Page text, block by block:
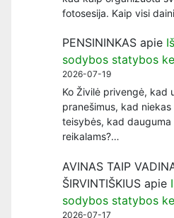
fotosesija. Kaip visi
PENSININKAS apie
sodybos statybos
2026-07-19
Ko Živilė privengė, kad
pranešimus, kad
teisybės, kad
reikalams?…
AVINAS TAIP
ŠIRVINTIŠKIUS apie
sodybos statybos
2026-07-17